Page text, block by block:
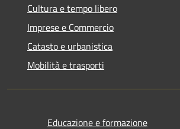
Cultura e tempo libero
Imprese e Commercio
Catasto e urbanistica
Mobilità e trasporti
Educazione e formazione